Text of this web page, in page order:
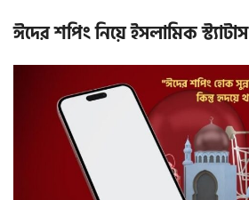
ঈদের শপিং নিয়ে ইসলামিক স্ট্যাটাস